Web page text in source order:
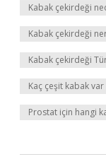
Kabak çekirdeği
Kabak çekirdeği
Kabak çekirdeği
Kaç çeşit kabak var
Prostat için hangi